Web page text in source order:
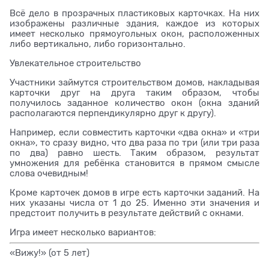
Всё дело в прозрачных пластиковых карточках. На них
изображены различные здания, каждое из которых
имеет несколько прямоугольных окон, расположенных
либо вертикально, либо горизонтально.
Увлекательное строительство
Участники займутся строительством домов, накладывая
карточки друг на друга таким образом, чтобы
получилось заданное количество окон (окна зданий
располагаются перпендикулярно друг к другу).
Например, если совместить карточки «два окна» и «три
окна», то сразу видно, что два раза по три (или три раза
по два) равно шесть. Таким образом, результат
умножения для ребёнка становится в прямом смысле
слова очевидным!
Кроме карточек домов в игре есть карточки заданий. На
них указаны числа от 1 до 25. Именно эти значения и
предстоит получить в результате действий с окнами.
Игра имеет несколько вариантов:
«Вижу!» (от 5 лет)